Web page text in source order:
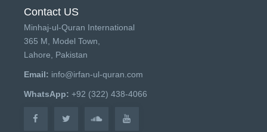
Contact US
Minhaj-ul-Quran International
365 M, Model Town,
Lahore, Pakistan
Email: info@irfan-ul-quran.com
WhatsApp: +92 (322) 438-4066